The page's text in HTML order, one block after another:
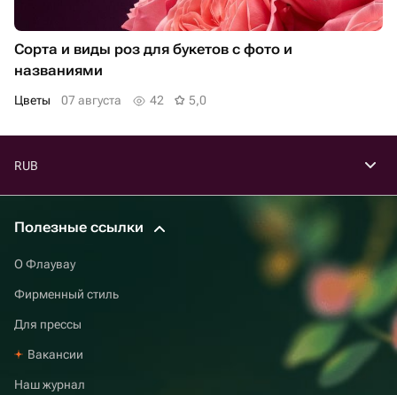
Сорта и виды роз для букетов с фото и
названиями
Цветы 07 августа 42 5,0
RUB
Полезные ссылки
О Флаувау
Фирменный стиль
Для прессы
Вакансии
Наш журнал